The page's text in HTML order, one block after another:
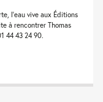
l’eau vive aux Éditions
à rencontrer Thomas
44 43 24 90.